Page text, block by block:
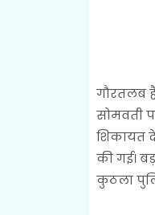
गौरतलब है
सोमवती
शिकायत
की गई।
कुठला